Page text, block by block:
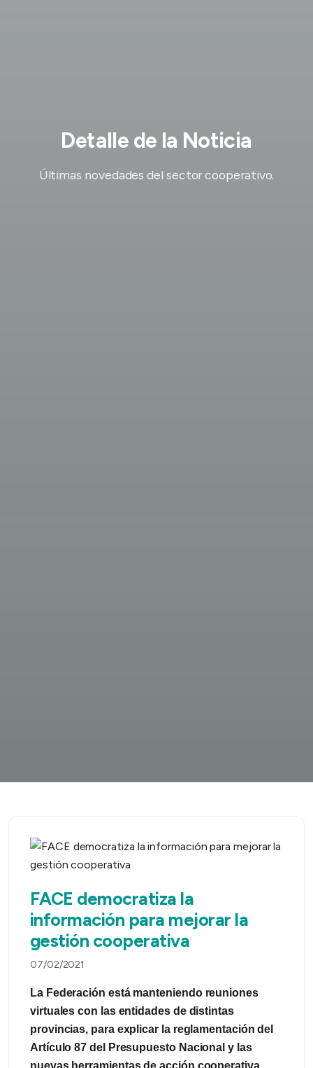
Detalle de la Noticia
Últimas novedades del sector cooperativo.
FACE democratiza la
información para mejorar la
gestión cooperativa
07/02/2021
La Federación está manteniendo reuniones
virtuales con las entidades de distintas
provincias, para explicar la reglamentación del
Artículo 87 del Presupuesto Nacional y las